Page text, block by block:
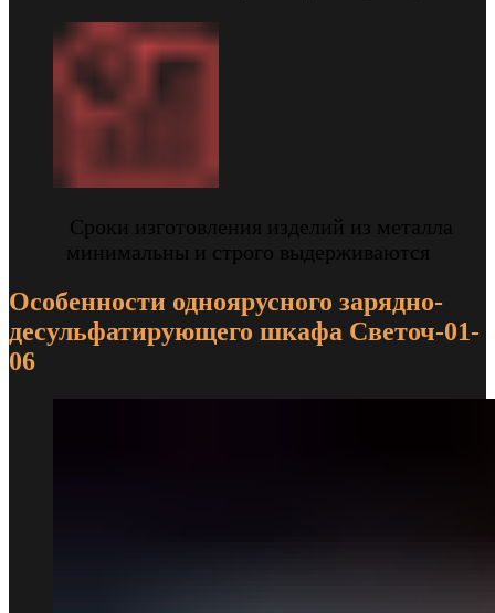
Сроки изготовления изделий из металла
минимальны и строго выдерживаются
Особенности одноярусного зарядно-
десульфатирующего шкафа Светоч-01-
06